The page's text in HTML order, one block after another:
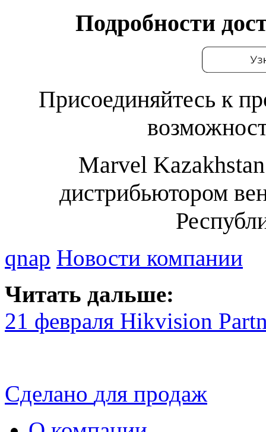
Подробности
Присоединяйтесь к
Marvel
дистрибьютором
qnap Новости компании
Читать дальше:
21 февраля Hikvision
Сделано для продаж